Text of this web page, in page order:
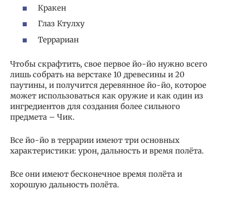
Кракен
Глаз Ктулху
Террариан
Чтобы скрафтить, свое первое йо-йо нужно всего
лишь собрать на верстаке 10 древесины и 20
паутины, и получится деревянное йо-йо, которое
может использоваться как оружие и как один из
ингредиентов для создания более сильного
предмета – Чик.
Все йо-йо в террарии имеют три основных
характеристики: урон, дальность и время полёта.
Все они имеют бесконечное время полёта и
хорошую дальность полёта.